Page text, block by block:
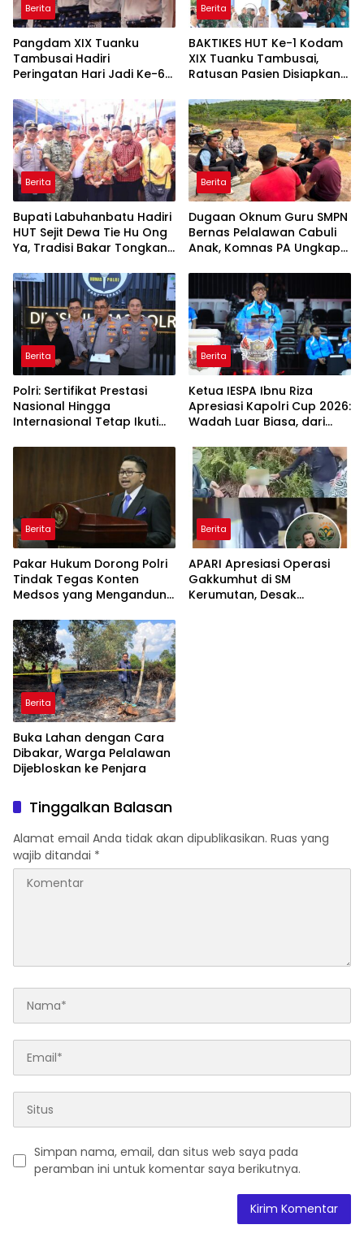
Berita
Pangdam XIX Tuanku
Tambusai Hadiri
Peringatan Hari Jadi Ke-69
Berita
BAKTIKES HUT Ke-1 Kodam
XIX Tuanku Tambusai,
Ratusan Pasien Disiapkan
Berita
Bupati Labuhanbatu Hadiri
HUT Sejit Dewa Tie Hu Ong
Ya, Tradisi Bakar Tongkang
Berita
Dugaan Oknum Guru SMPN
Bernas Pelalawan Cabuli
Anak, Komnas PA Ungkap
Polres Sejak Juli
Berita
Polri: Sertifikat Prestasi
Nasional Hingga
Internasional Tetap Ikuti
Rekrutmen Polri
Berita
Ketua IESPA Ibnu Riza
Apresiasi Kapolri Cup 2026:
Wadah Luar Biasa, dari
Nasional
Berita
Pakar Hukum Dorong Polri
Tindak Tegas Konten
Medsos yang Mengandung
Berita
APARI Apresiasi Operasi
Gakkumhut di SM
Kerumutan, Desak
Berita
Buka Lahan dengan Cara
Dibakar, Warga Pelalawan
Dijebloskan ke Penjara
Tinggalkan Balasan
Alamat email Anda tidak akan dipublikasikan. Ruas yang
wajib ditandai *
Simpan nama, email, dan situs web saya pada
peramban ini untuk komentar saya berikutnya.